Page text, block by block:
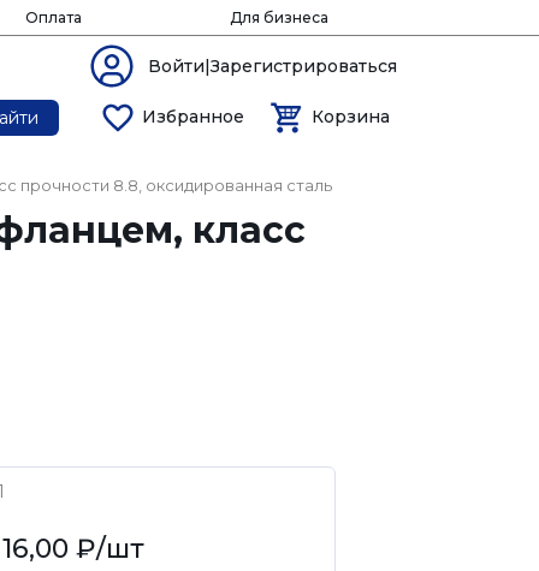
Оплата Для бизнеса
Войти|Зарегистрироваться
Избранное Корзина
прочности 8.8, оксидированная сталь
класс
16,00 ₽/шт